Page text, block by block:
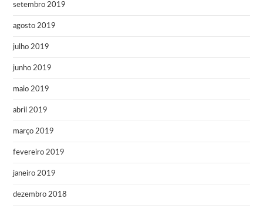
setembro 2019
agosto 2019
julho 2019
junho 2019
maio 2019
abril 2019
março 2019
fevereiro 2019
janeiro 2019
dezembro 2018